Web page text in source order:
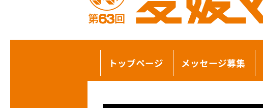
トップページ メッセージ募集